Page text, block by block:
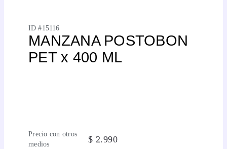
ID #15116
MANZANA POSTOBON
PET x 400 ML
Precio con otros
medios
$ 2.990